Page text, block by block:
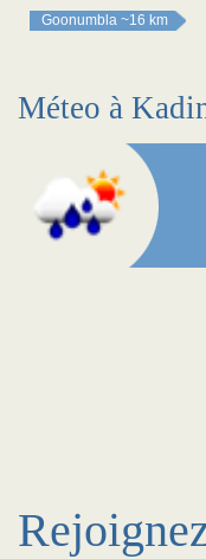
Goonumbla ~16 km
Méteo à